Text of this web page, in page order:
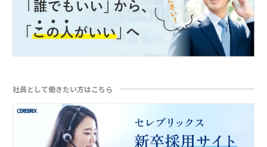
社員として働きたい方はこちら